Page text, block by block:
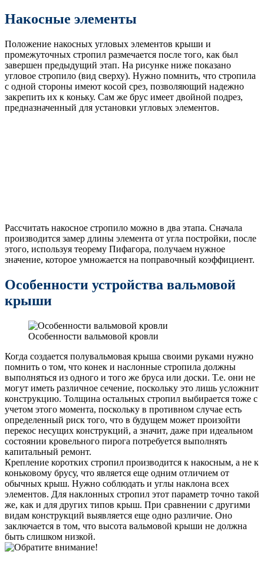
Накосные элементы
Положение накосных угловых элементов крыши и
промежуточных стропил размечается после того, как был
завершен предыдущий этап. На рисунке ниже показано
угловое стропило (вид сверху). Нужно помнить, что стропила
с одной стороны имеют косой срез, позволяющий надежно
закрепить их к коньку. Сам же брус имеет двойной подрез,
предназначенный для установки угловых элементов.
Рассчитать накосное стропило можно в два этапа. Сначала
производится замер длины элемента от угла постройки, после
этого, используя теорему Пифагора, получаем нужное
значение, которое умножается на поправочный коэффициент.
Особенности устройства вальмовой
крыши
Особенности вальмовой кровли
Когда создается полувальмовая крыша своими руками нужно
помнить о том, что конек и наслонные стропила должны
выполняться из одного и того же бруса или доски. Т.е. они не
могут иметь различное сечение, поскольку это лишь усложнит
конструкцию. Толщина остальных стропил выбирается тоже с
учетом этого момента, поскольку в противном случае есть
определенный риск того, что в будущем может произойти
перекос несущих конструкций, а значит, даже при идеальном
состоянии кровельного пирога потребуется выполнять
капитальный ремонт.
Крепление коротких стропил производится к накосным, а не к
коньковому брусу, что является еще одним отличием от
обычных крыш. Нужно соблюдать и углы наклона всех
элементов. Для наклонных стропил этот параметр точно такой
же, как и для других типов крыш. При сравнении с другими
видам конструкций выявляется еще одно различие. Оно
заключается в том, что высота вальмовой крыши не должна
быть слишком низкой.